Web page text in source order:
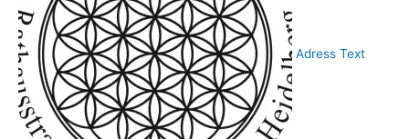
Adress Text